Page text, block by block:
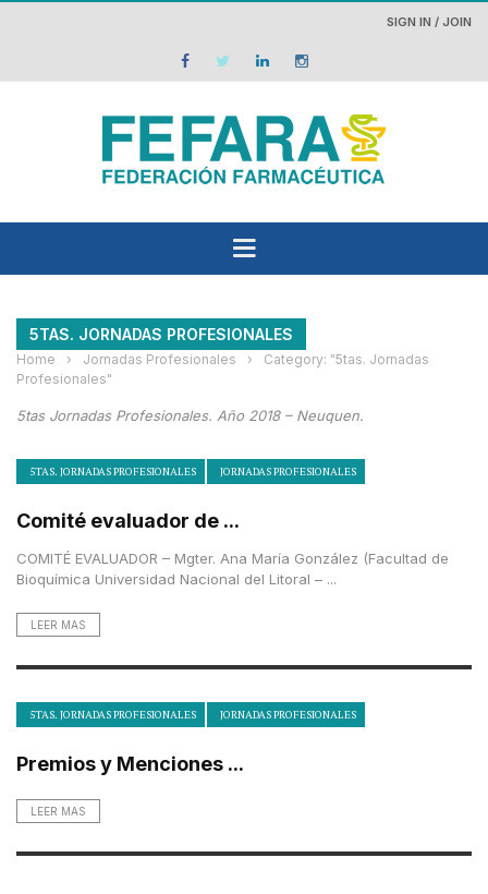
SIGN IN / JOIN
5TAS. JORNADAS PROFESIONALES
Home › Jornadas Profesionales ›
Category: "5tas. Jornadas
Profesionales"
5tas Jornadas Profesionales. Año 2018 – Neuquen.
5TAS. JORNADAS PROFESIONALES JORNADAS PROFESIONALES
Comité evaluador de ...
COMITÉ EVALUADOR – Mgter. Ana María González (Facultad de
Bioquímica Universidad Nacional del Litoral – ...
LEER MAS
5TAS. JORNADAS PROFESIONALES JORNADAS PROFESIONALES
Premios y Menciones ...
LEER MAS